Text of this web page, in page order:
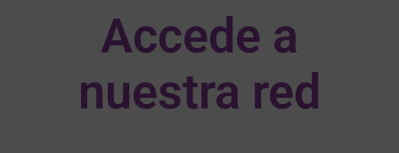
Accede a
nuestra red​